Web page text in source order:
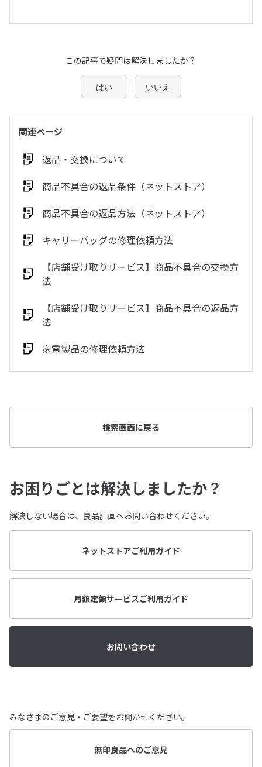
この記事で疑問は解決しましたか？
はい いいえ
関連ページ
返品・交換について
商品不具合の返品条件（ネットストア）
商品不具合の返品方法（ネットストア）
キャリーバッグの修理依頼方法
【店舗受け取りサービス】商品不具合の交換方
法
【店舗受け取りサービス】商品不具合の返品方
法
家電製品の修理依頼方法
検索画面に戻る
お困りごとは解決しましたか？
解決しない場合は、良品計画へお問い合わせください。
ネットストアご利用ガイド
月額定額サービスご利用ガイド
お問い合わせ
みなさまのご意見・ご要望をお聞かせください。
無印良品へのご意見